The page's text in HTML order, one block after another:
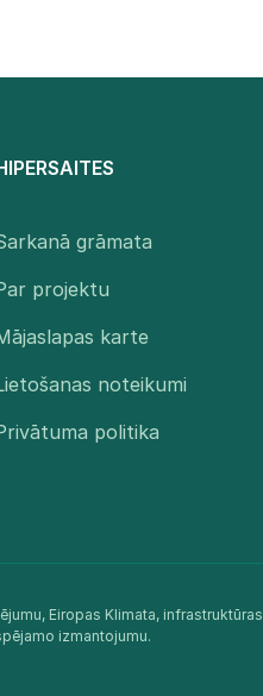
grāmata
projektu
karte
noteikumi
politika
Eiropas Klimata, infrastruktūras
izmantojumu.​